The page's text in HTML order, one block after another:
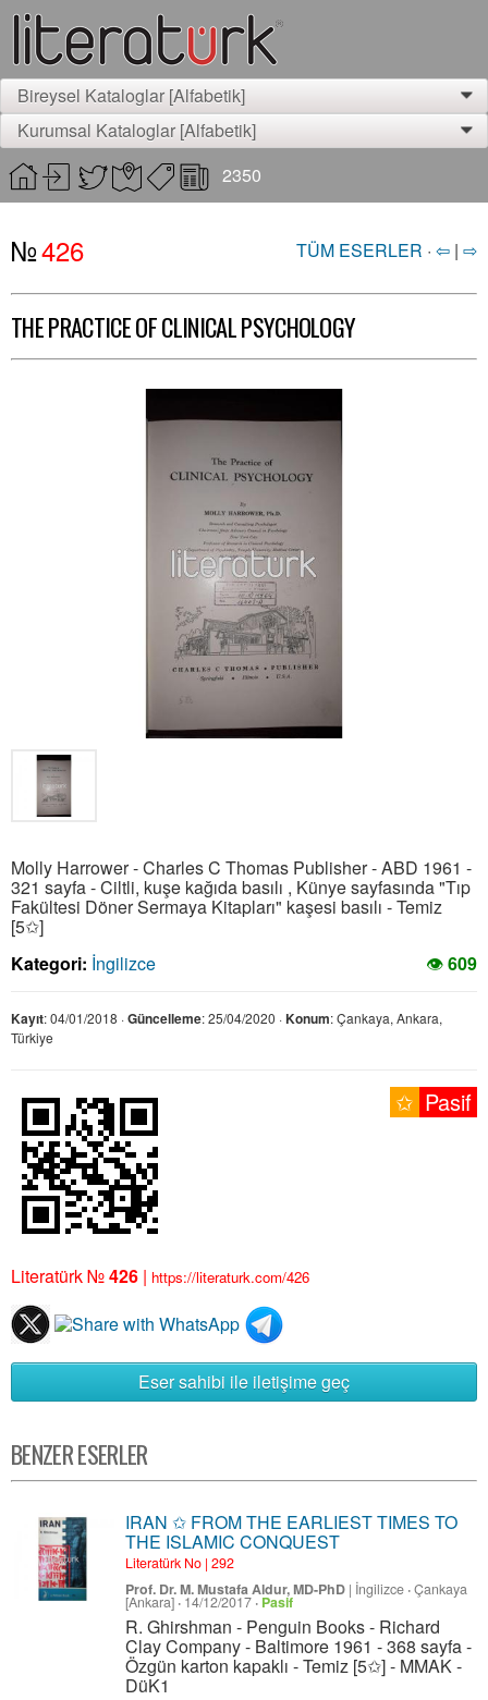
Bireysel Kataloglar [Alfabetik] 0
Kurumsal Kataloglar [Alfabetik] 0
2350
№426 TÜM ESERLER · ⇦ | ⇨
THE PRACTICE OF CLINICAL PSYCHOLOGY
Molly Harrower - Charles C Thomas Publisher - ABD 1961 -
321 sayfa - Ciltli, kuşe kağıda basılı , Künye sayfasında "Tıp
Fakültesi Döner Sermaya Kitapları" kaşesi basılı - Temiz
[5✩]
Kategori: İngilizce 👁609
Kayıt: 04/01/2018 ·Güncelleme: 25/04/2020 ·Konum: Çankaya, Ankara,
Türkiye
Pasif
✩
Literatürk №426 | https://literaturk.com/426
Eser sahibi ile iletişime geç
BENZER ESERLER
IRAN ✩ FROM THE EARLIEST TIMES TO
THE ISLAMIC CONQUEST
Literatürk No | 292
Prof. Dr. M. Mustafa Aldur, MD-PhD | İngilizce ·Çankaya
[Ankara] · 14/12/2017 · Pasif
R. Ghirshman - Penguin Books - Richard
Clay Company - Baltimore 1961 - 368 sayfa -
Özgün karton kapaklı - Temiz [5✩] - MMAK -
DüK1